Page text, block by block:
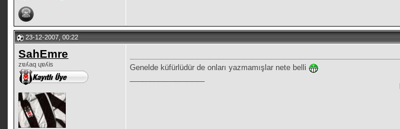
23-12-2007, 00:22
SahEmre
zɐʎaq ɥɐʎis
Genelde küfürlüdür de onları yazmamışlar nete belli